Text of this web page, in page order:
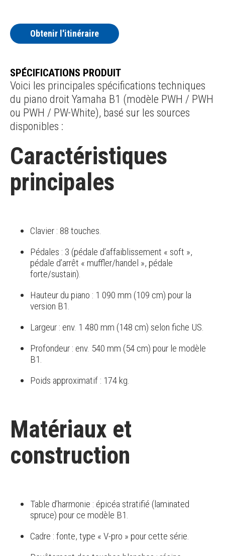
Obtenir l'itinéraire
SPÉCIFICATIONS PRODUIT
Voici les principales spécifications techniques
du piano droit Yamaha B1 (modèle PWH / PWH
ou PWH / PW-White), basé sur les sources
disponibles :
Caractéristiques
principales
Clavier : 88 touches.
Pédales : 3 (pédale d’affaiblissement « soft »,
pédale d’arrêt « muffler/handel », pédale
forte/sustain).
Hauteur du piano : 1 090 mm (109 cm) pour la
version B1.
Largeur : env. 1 480 mm (148 cm) selon fiche US.
Profondeur : env. 540 mm (54 cm) pour le modèle
B1.
Poids approximatif : 174 kg.
Matériaux et
construction
Table d’harmonie : épicéa stratifié (laminated
spruce) pour ce modèle B1.
Cadre : fonte, type « V-pro » pour cette série.